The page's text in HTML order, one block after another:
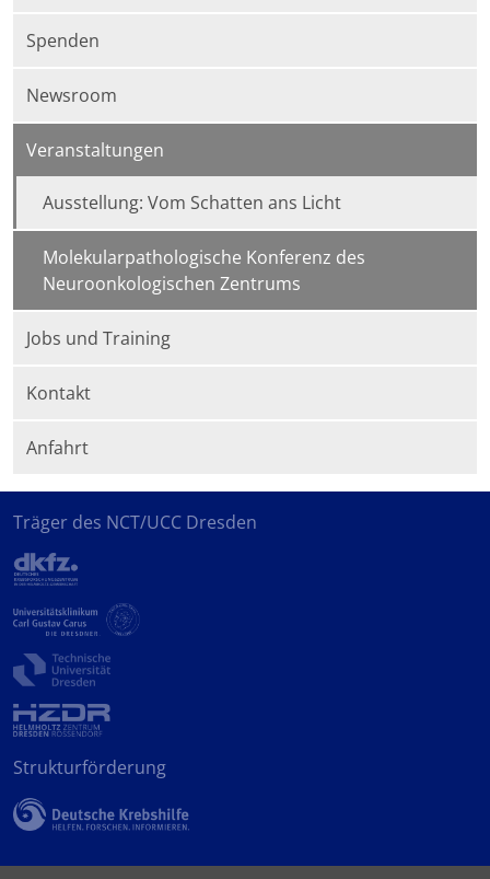
Spenden
Newsroom
Veranstaltungen
Ausstellung: Vom Schatten ans Licht
Molekularpathologische Konferenz des
Neuroonkologischen Zentrums
Jobs und Training
Kontakt
Anfahrt
Träger des NCT/UCC Dresden
Strukturförderung